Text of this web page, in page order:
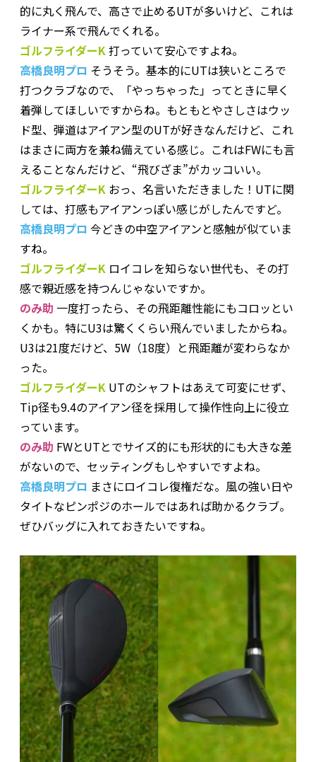
的に丸く飛んで、高さで止めるUTが多いけど、これは
ライナー系で飛んでくれる。
ゴルフライダーK 打っていて安心ですよね。
高橋良明プロ そうそう。基本的にUTは狭いところで
打つクラブなので、「やっちゃった」ってときに早く
着弾してほしいですからね。もともとやさしさはウッ
ド型、弾道はアイアン型のUTが好きなんだけど、これ
はまさに両方を兼ね備えている感じ。これはFWにも言
えることなんだけど、“飛びざま”がカッコいい。
ゴルフライダーK おっ、名言いただきました！UTに関
しては、打感もアイアンっぽい感じがしたんですど。
高橋良明プロ 今どきの中空アイアンと感触が似ていま
すね。
ゴルフライダーK ロイコレを知らない世代も、その打
感で親近感を持つんじゃないですか。
のみ助 一度打ったら、その飛距離性能にもコロッとい
くかも。特にU3は驚くくらい飛んでいましたからね。
U3は21度だけど、5W（18度）と飛距離が変わらなか
った。
ゴルフライダーK UTのシャフトはあえて可変にせず、
Tip径も9.4のアイアン径を採用して操作性向上に役立
っています。
のみ助 FWとUTとでサイズ的にも形状的にも大きな差
がないので、セッティングもしやすいですよね。
高橋良明プロ まさにロイコレ復権だな。風の強い日や
タイトなピンポジのホールではあれば助かるクラブ。
ぜひバッグに入れておきたいですね。